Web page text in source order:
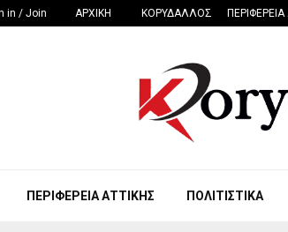
in / Join ΑΡΧΙΚΗ ΚΟΡΥΔΑΛΛΟΣ
ΠΕΡΙΦΕΡΕΙΑ ΑΤΤΙΚΗΣ ΠΟΛΙΤΙΣΤΙΚΑ